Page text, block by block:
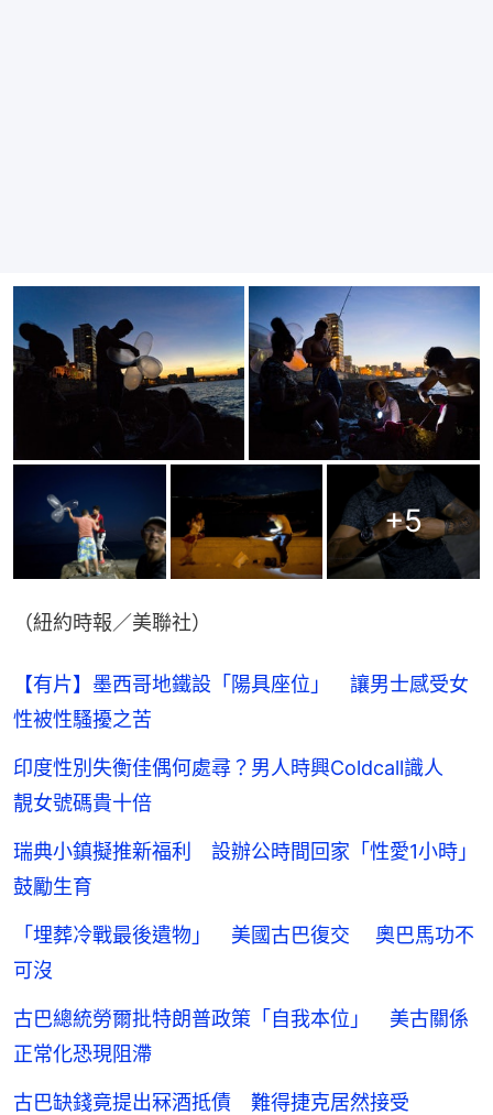
+5
（紐約時報／美聯社）
【有片】墨西哥地鐵設「陽具座位」 讓男士感受女
性被性騷擾之苦
印度性別失衡佳偶何處尋？男人時興Coldcall識人
靚女號碼貴十倍
瑞典小鎮擬推新福利 設辦公時間回家「性愛1小時」
鼓勵生育
「埋葬冷戰最後遺物」 美國古巴復交 奧巴馬功不
可沒
古巴總統勞爾批特朗普政策「自我本位」 美古關係
正常化恐現阻滯
古巴缺錢竟提出冧酒抵債 難得捷克居然接受